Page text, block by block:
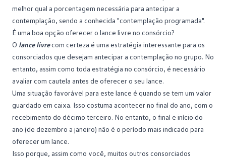
melhor qual a porcentagem necessária para antecipar a
contemplação, sendo a conhecida "contemplação programada".
É uma boa opção oferecer o lance livre no consórcio?
O lance livrecom certeza é uma estratégia interessante para os
consorciados que desejam antecipar a contemplação no grupo. No
entanto, assim como toda estratégia no consórcio, é necessário
avaliar com cautela antes de oferecer o seu lance.
Uma situação favorável para este lance é quando se tem um valor
guardado em caixa. Isso costuma acontecer no final do ano, com o
recebimento do décimo terceiro. No entanto, o final e início do
ano (de dezembro a janeiro) não é o período mais indicado para
oferecer um lance.
Isso porque, assim como você, muitos outros consorciados